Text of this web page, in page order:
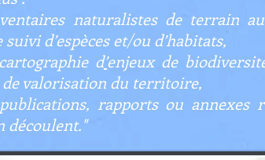
naturalistes de terrain
d’espèces et/ou d’habitats,
d’enjeux de
de valorisation du territoire,
rapports ou annexes
découlent."